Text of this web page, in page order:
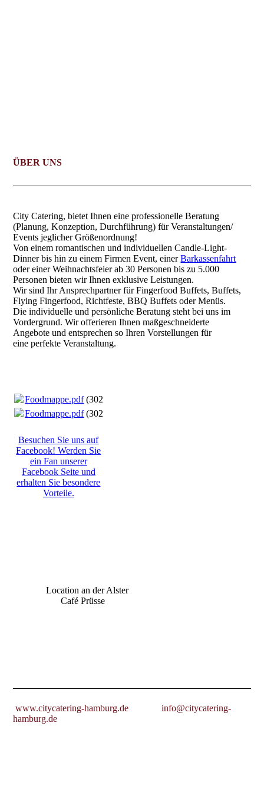
ÜBER UNS
City Catering, bietet Ihnen eine professionelle Beratung
(Planung, Konzeption, Durchführung) für Veranstaltungen/
Events jeglicher Größenordnung!
Von einem romantischen und individuellen Candle-Light-
Dinner bis hin zu einem Firmen Event, einerBarkassenfahrt
oder einer Weihnachtsfeier ab 30 Personen bis zu 5.000
Personen bieten wir Ihnen exklusive Leistungen.
Wir sind Ihr Ansprechpartner für Fingerfood Buffets, Buffets,
Flying Fingerfood, Richtfeste, BBQ Buffets oder Menüs.
Die individuelle und persönliche Beratung steht bei uns im
Vordergrund. Wir offerieren Ihnen maßgeschneiderte
Angebote und entsprechen so Ihren Vorstellungen für
eine perfekte Veranstaltung.
Foodmappe.pdf(302.18KB)
Foodmappe.pdf(302.18KB)
Besuchen Sie uns auf
Facebook! Werden Sie
ein Fan unserer
Facebook Seite und
erhalten Sie besondere
Vorteile.
Location an der Alster
Café Prüsse
www.citycatering-hamburg.de info@citycatering-
hamburg.de